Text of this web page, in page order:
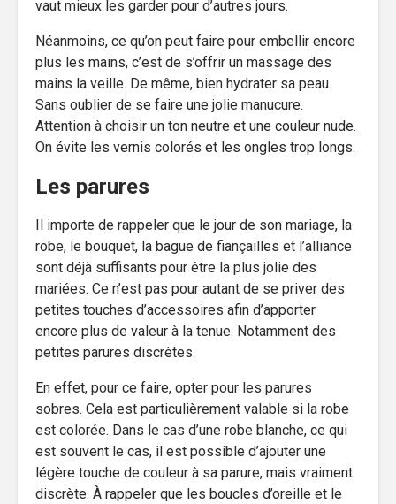
vaut mieux les garder pour d’autres jours.
Néanmoins, ce qu’on peut faire pour embellir encore
plus les mains, c’est de s’offrir un massage des
mains la veille. De même, bien hydrater sa peau.
Sans oublier de se faire une jolie manucure.
Attention à choisir un ton neutre et une couleur nude.
On évite les vernis colorés et les ongles trop longs.
Les parures
Il importe de rappeler que le jour de son mariage, la
robe, le bouquet, la bague de fiançailles et l’alliance
sont déjà suffisants pour être la plus jolie des
mariées. Ce n’est pas pour autant de se priver des
petites touches d’accessoires afin d’apporter
encore plus de valeur à la tenue. Notamment des
petites parures discrètes.
En effet, pour ce faire, opter pour les parures
sobres. Cela est particulièrement valable si la robe
est colorée. Dans le cas d’une robe blanche, ce qui
est souvent le cas, il est possible d’ajouter une
légère touche de couleur à sa parure, mais vraiment
discrète. À rappeler que les boucles d’oreille et le